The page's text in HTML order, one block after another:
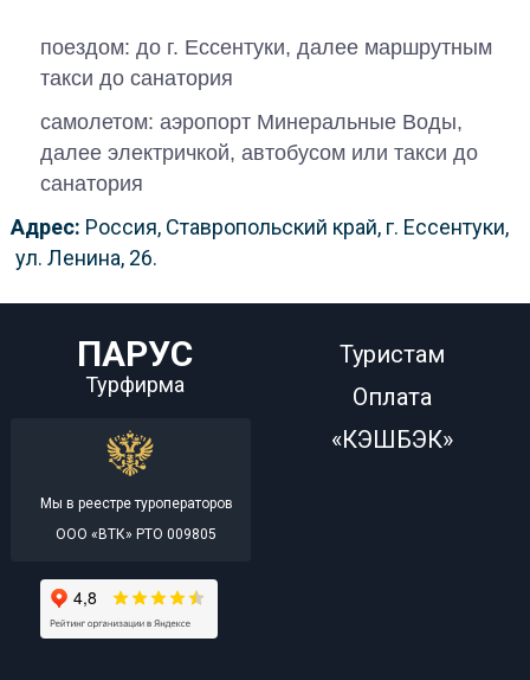
поездом: до г. Ессентуки, далее маршрутным
такси до санатория
самолетом: аэропорт Минеральные Воды,
далее электричкой, автобусом или такси до
санатория
Адрес: Россия, Ставропольский край, г. Ессентуки,
ул. Ленина, 26.
ПАРУС
Турфирма
Мы в реестре туроператоров
ООО «ВТК» РТО 009805
Туристам
Оплата
«КЭШБЭК»